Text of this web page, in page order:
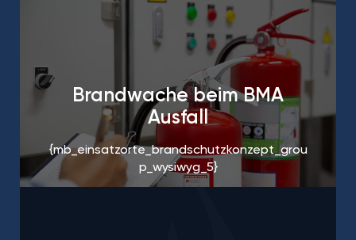
Brandwache beim BMA
Ausfall
{mb_einsatzorte_brandschutzkonzept_grou
p_wysiwyg_5}